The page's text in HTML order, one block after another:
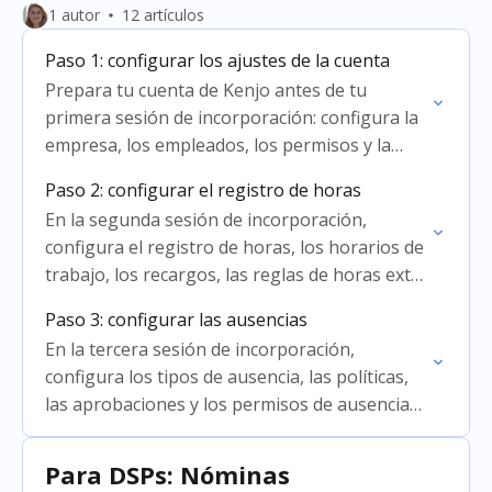
1 autor 12 artículos
Paso 1: configurar los ajustes de la cuenta
Prepara tu cuenta de Kenjo antes de tu
primera sesión de incorporación: configura la
empresa, los empleados, los permisos y la
Paso 2: configurar el registro de horas
En la segunda sesión de incorporación,
configura el registro de horas, los horarios de
trabajo, los recargos, las reglas de horas extra
Paso 3: configurar las ausencias
En la tercera sesión de incorporación,
configura los tipos de ausencia, las políticas,
las aprobaciones y los permisos de ausencias
en Kenjo.
Para DSPs: Nóminas